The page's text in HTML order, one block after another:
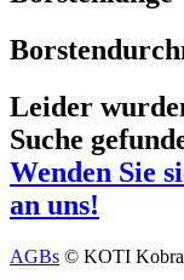
Leider
Suche
Wenden Sie
an uns!
AGBs © KOTI